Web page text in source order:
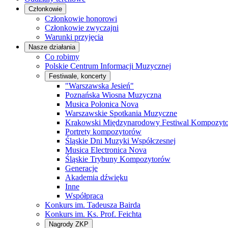
Członkowie
Członkowie honorowi
Członkowie zwyczajni
Warunki przyjęcia
Nasze działania
Co robimy
Polskie Centrum Informacji Muzycznej
Festiwale, koncerty
"Warszawska Jesień"
Poznańska Wiosna Muzyczna
Musica Polonica Nova
Warszawskie Spotkania Muzyczne
Krakowski Międzynarodowy Festiwal
Portrety kompozytorów
Śląskie Dni Muzyki Współczesnej
Musica Electronica Nova
Śląskie Trybuny Kompozytorów
Generacje
Akademia dźwięku
Inne
Współpraca
Konkurs im. Tadeusza Bairda
Konkurs im. Ks. Prof. Feichta
Nagrody ZKP